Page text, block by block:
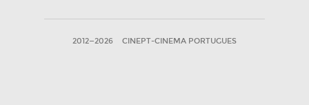
2012—2026 CINEPT-CINEMA PORTUGUES